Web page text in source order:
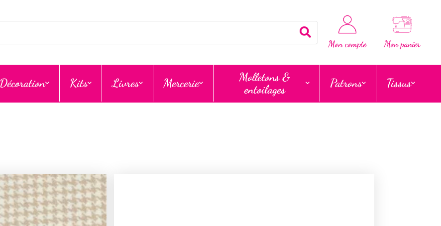
Rechercher
Mon compte Mon panier
Décoration Kits Livres Mercerie
Molletons &
entoilages
Patrons Tissus